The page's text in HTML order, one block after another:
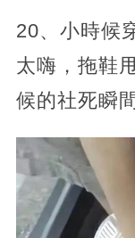
20、小時候
太嗨，拖鞋
候的社死瞬